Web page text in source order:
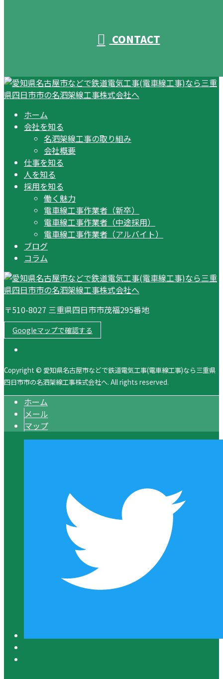
CONTACT
ホーム
会社を知る
名泗架線工事の取り組み
会社概要
仕事を知る
人を知る
採用を知る
働く魅力
電車線工事作業者（新卒）
電車線工事作業者（中途採用）
電車線工事作業者（アルバイト）
ブログ
コラム
〒510-8027 三重県四日市市茂福295番地
Googleマップで確認する
Copyright © 愛知県名古屋市などで鉄道電気工事(電車線工事)なら三重県
四日市市の名泗架線工事株式会社へ. All rights reserved.
ホーム
メール
マップ